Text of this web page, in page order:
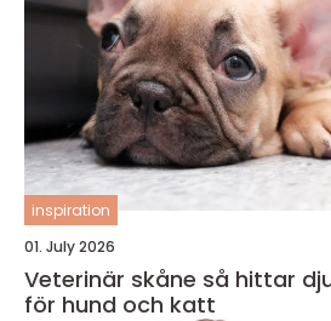
inspiration
01. July 2026
Veterinär skåne så hittar djurägare rätt vård
för hund och katt